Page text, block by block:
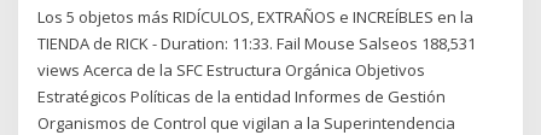
Los 5 objetos más RIDÍCULOS, EXTRAÑOS e INCREÍBLES en la
TIENDA de RICK - Duration: 11:33. Fail Mouse Salseos 188,531
views Acerca de la SFC Estructura Orgánica Objetivos
Estratégicos Políticas de la entidad Informes de Gestión
Organismos de Control que vigilan a la Superintendencia